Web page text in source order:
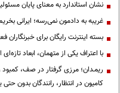
نشان استاندارد به معنای پایان
غریبه به دادمون نمی‌رسه؛ ایرانی
بسته اینترنت رایگان برای خبرنگاران
با اعتراف یکی از متهمان، ابعاد
کامیون در انتظار، رانندگان بدون